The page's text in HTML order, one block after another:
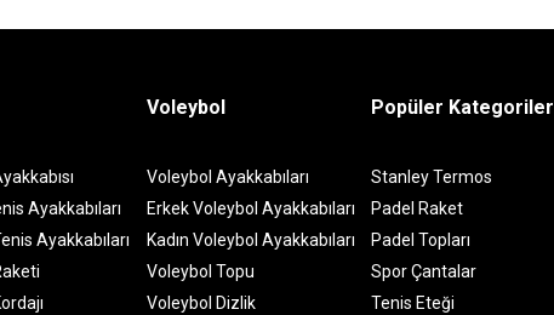
Ayakkabıları
Ayakkabıları
Voleybol
Voleybol Ayakkabıları
Erkek Voleybol Ayakkabıları
Kadın Voleybol Ayakkabıları
Voleybol Topu
Voleybol Dizlik
Popüler Kategoriler
Stanley Termos
Padel Raket
Padel Topları
Spor Çantalar
Tenis Eteği